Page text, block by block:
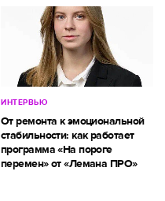
ИНТЕРВЬЮ
От ремонта к эмоциональной
стабильности: как работает
программа «На пороге
перемен» от «Лемана ПРО»